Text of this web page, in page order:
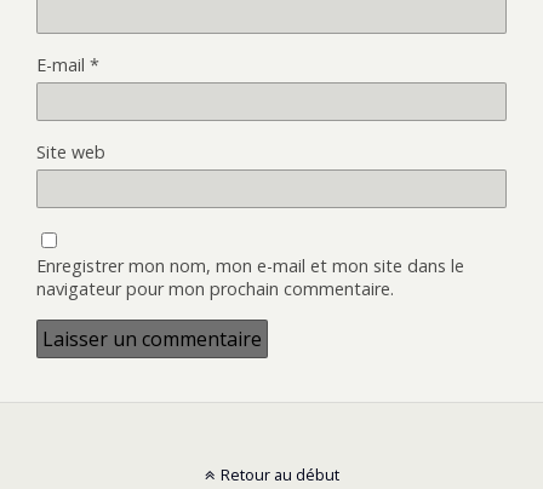
E-mail *
Site web
Enregistrer mon nom, mon e-mail et mon site dans le
navigateur pour mon prochain commentaire.
Retour au début